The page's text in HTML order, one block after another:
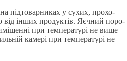
пiдтоварниках у сухих, прохо­
вiд iнших продуктiв. Яєчний поро­
при температурi не вище
камеpi при температурi не